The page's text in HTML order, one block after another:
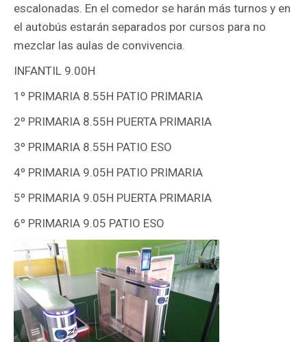
escalonadas. En el comedor se harán más turnos y en
el autobús estarán separados por cursos para no
mezclar las aulas de convivencia.
INFANTIL 9.00H
1º PRIMARIA 8.55H PATIO PRIMARIA
2º PRIMARIA 8.55H PUERTA PRIMARIA
3º PRIMARIA 8.55H PATIO ESO
4º PRIMARIA 9.05H PATIO PRIMARIA
5º PRIMARIA 9.05H PUERTA PRIMARIA
6º PRIMARIA 9.05 PATIO ESO